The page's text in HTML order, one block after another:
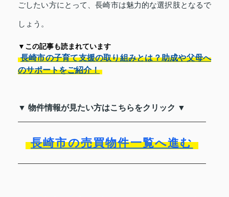
ごしたい方にとって、長崎市は魅力的な選択肢となるで
しょう。
▼この記事も読まれています
長崎市の子育て支援の取り組みとは？助成や父母へ
のサポートをご紹介！
▼ 物件情報が見たい方はこちらをクリック ▼
長崎市の売買物件一覧へ進む